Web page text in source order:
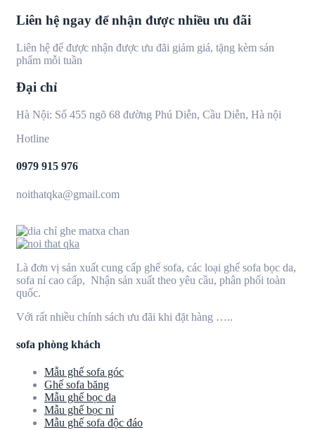
Liên hệ ngay để nhận được nhiều ưu đãi
Liên hệ để được nhận được ưu đãi giảm giá, tặng kèm sản
phẩm mỗi tuần
Đại chỉ
Hà Nội: Số 455 ngõ 68 đường Phú Diễn, Cầu Diễn, Hà nội
Hotline
0979 915 976
noithatqka@gmail.com
Là đơn vị sản xuất cung cấp ghế sofa, các loại ghế sofa bọc da,
sofa nỉ cao cấp, Nhận sản xuất theo yêu cầu, phân phối toàn
quốc.
Với rất nhiều chính sách ưu đãi khi đặt hàng …..
sofa phòng khách
Mẫu ghế sofa góc
Ghế sofa băng
Mẫu ghế bọc da
Mẫu ghế bọc nỉ
Mẫu ghế sofa độc đáo